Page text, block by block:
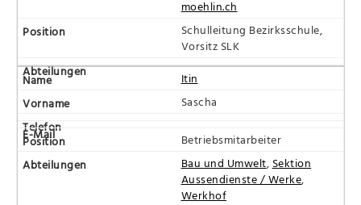
moehlin.ch
Schulleitung Bezirksschule,
Vorsitz SLK
Itin
Sascha
Betriebsmitarbeiter
Bau und Umwelt, Sektion
Aussendienste / Werke,
Werkhof